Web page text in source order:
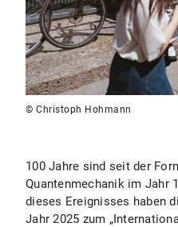
© Christoph Hohmann
100 Jahre sind seit der
Quantenmechanik im Jahr
dieses Ereignisses haben
Jahr 2025 zum